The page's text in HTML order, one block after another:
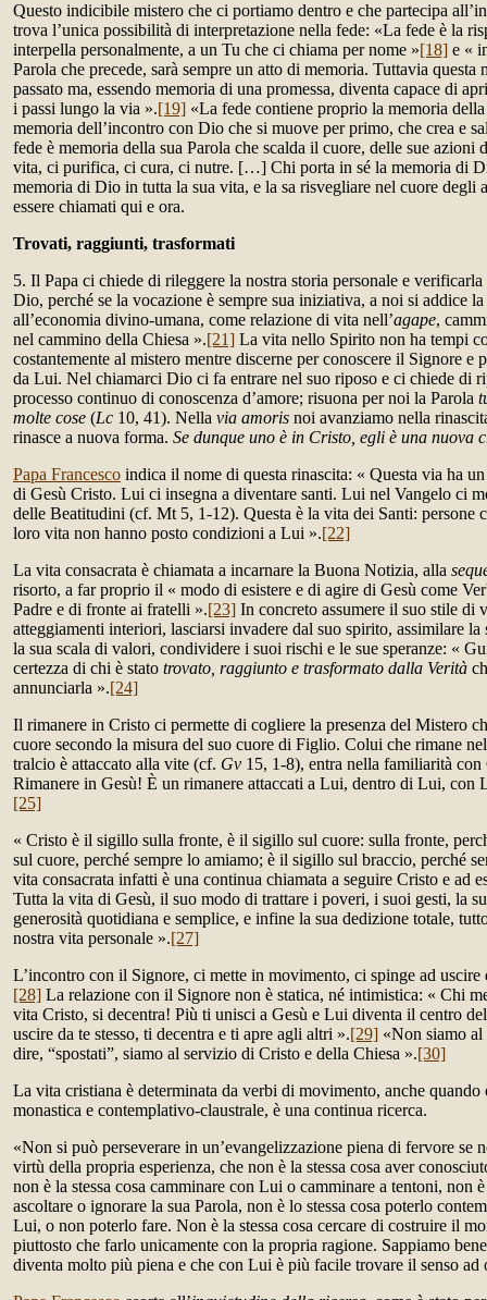
Questo indicibile mistero che ci portiamo dentro e che partecipa
trova l’unica possibilità di interpretazione nella fede: «La fede è la
interpella personalmente, a un Tu che ci chiama per nome »[18] e «
Parola che precede, sarà sempre un atto di memoria. Tuttavia questa
passato ma, essendo memoria di una promessa, diventa capace di
i passi lungo la via ».[19] «La fede contiene proprio la memoria
memoria dell’incontro con Dio che si muove per primo, che crea e
fede è memoria della sua Parola che scalda il cuore, delle sue azioni
vita, ci purifica, ci cura, ci nutre. […] Chi porta in sé la memoria di
memoria di Dio in tutta la sua vita, e la sa risvegliare nel cuore degli
essere chiamati qui e ora.
Trovati, raggiunti, trasformati
5. Il Papa ci chiede di rileggere la nostra storia personale e
Dio, perché se la vocazione è sempre sua iniziativa, a noi si addice
all’economia divino-umana, come relazione di vita nell’agape,
nel cammino della Chiesa ».[21] La vita nello Spirito non ha tempi
costantemente al mistero mentre discerne per conoscere il Signore e
da Lui. Nel chiamarci Dio ci fa entrare nel suo riposo e ci chiede di
processo continuo di conoscenza d’amore; risuona per noi la Parola
molte cose (Lc 10, 41). Nella via amoris noi avanziamo nella
rinasce a nuova forma. Se dunque uno è in Cristo, egli è una nuova
Papa Francesco indica il nome di questa rinascita: « Questa via ha
di Gesù Cristo. Lui ci insegna a diventare santi. Lui nel Vangelo ci
delle Beatitudini (cf. Mt 5, 1-12). Questa è la vita dei Santi: persone
loro vita non hanno posto condizioni a Lui ».[22]
La vita consacrata è chiamata a incarnare la Buona Notizia, alla
risorto, a far proprio il « modo di esistere e di agire di Gesù come
Padre e di fronte ai fratelli ».[23] In concreto assumere il suo stile di
atteggiamenti interiori, lasciarsi invadere dal suo spirito, assimilare la
la sua scala di valori, condividere i suoi rischi e le sue speranze: «
certezza di chi è stato trovato, raggiunto e trasformato dalla Verità
annunciarla ».[24]
Il rimanere in Cristo ci permette di cogliere la presenza del Mistero
cuore secondo la misura del suo cuore di Figlio. Colui che rimane
tralcio è attaccato alla vite (cf. Gv 15, 1-8), entra nella familiarità
Rimanere in Gesù! È un rimanere attaccati a Lui, dentro di Lui, con
[25]
« Cristo è il sigillo sulla fronte, è il sigillo sul cuore: sulla fronte,
sul cuore, perché sempre lo amiamo; è il sigillo sul braccio, perché
vita consacrata infatti è una continua chiamata a seguire Cristo e ad
Tutta la vita di Gesù, il suo modo di trattare i poveri, i suoi gesti, la
generosità quotidiana e semplice, e infine la sua dedizione totale,
nostra vita personale ».[27]
L’incontro con il Signore, ci mette in movimento, ci spinge ad uscire
[28] La relazione con il Signore non è statica, né intimistica: « Chi
vita Cristo, si decentra! Più ti unisci a Gesù e Lui diventa il centro
uscire da te stesso, ti decentra e ti apre agli altri ».[29] «Non siamo al
dire, “spostati”, siamo al servizio di Cristo e della Chiesa ».[30]
La vita cristiana è determinata da verbi di movimento, anche quando
monastica e contemplativo-claustrale, è una continua ricerca.
«Non si può perseverare in un’evangelizzazione piena di fervore se
virtù della propria esperienza, che non è la stessa cosa aver
non è la stessa cosa camminare con Lui o camminare a tentoni, non
ascoltare o ignorare la sua Parola, non è lo stessa cosa poterlo
Lui, o non poterlo fare. Non è la stessa cosa cercare di costruire il
piuttosto che farlo unicamente con la propria ragione. Sappiamo
diventa molto più piena e che con Lui è più facile trovare il senso ad